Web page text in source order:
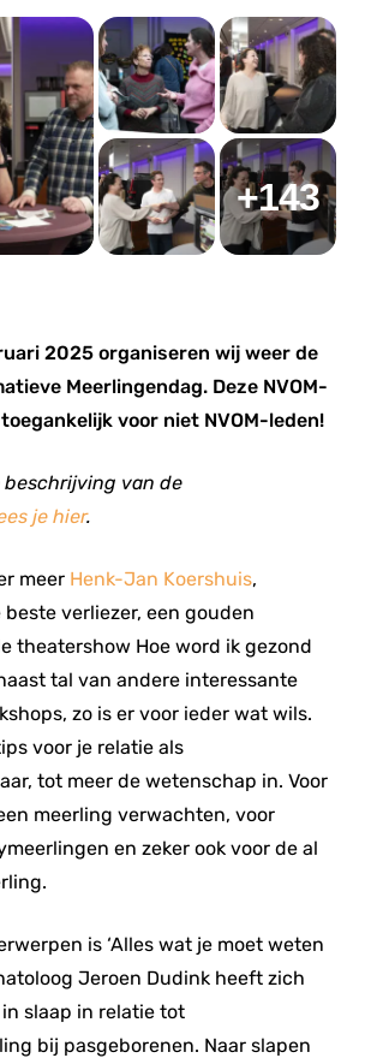
+143
2025 organiseren wij weer de
Meerlingendag. Deze NVOM-
voor niet NVOM-leden!
van de
je hier.
meer Henk-Jan Koershuis,
beste verliezer, een gouden
theatershow Hoe word ik gezond
tal van andere interessante
zo is er voor ieder wat wils.
voor je relatie als
tot meer de wetenschap in. Voor
meerling verwachten, voor
en zeker ook voor de al
is ‘Alles wat je moet weten
Jeroen Dudink heeft zich
slaap in relatie tot
bij pasgeborenen. Naar slapen